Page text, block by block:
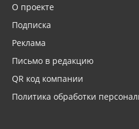
О проекте
Подписка
Реклама
Письмо в редакцию
QR код компании
Политика обработки